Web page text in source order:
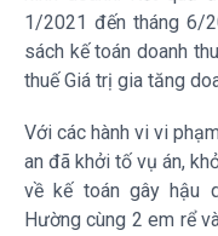
1/2021 đến tháng 6/
sách kế toán doanh
thuế Giá trị gia tăng
Với các hành vi vi
an đã khởi tố vụ án,
về kế toán gây hậu
Hường cùng 2 em rể